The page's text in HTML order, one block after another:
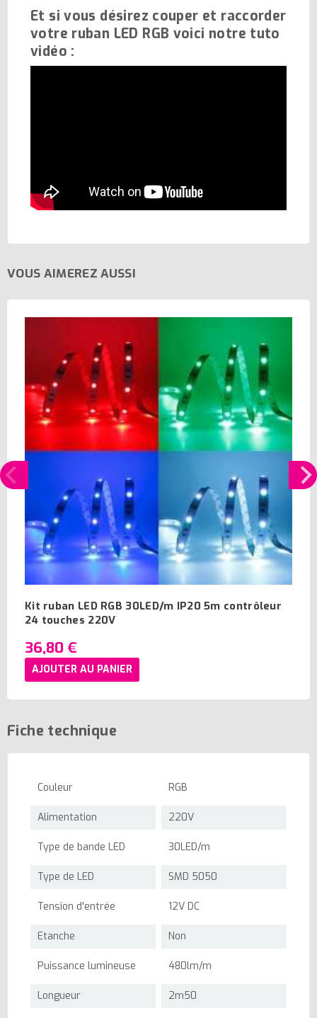
Et si vous désirez couper et raccorder
votre ruban LED RGB voici notre tuto
vidéo :
VOUS AIMEREZ AUSSI
Kit ruban LED RGB 30LED/m IP20 5m contrôleur
24 touches 220V
36,80 €
AJOUTER AU PANIER
Fiche technique
Couleur RGB
Alimentation 220V
Type de bande LED 30LED/m
Type de LED SMD 5050
Tension d'entrée 12V DC
Etanche Non
Puissance lumineuse 480lm/m
Longueur 2m50